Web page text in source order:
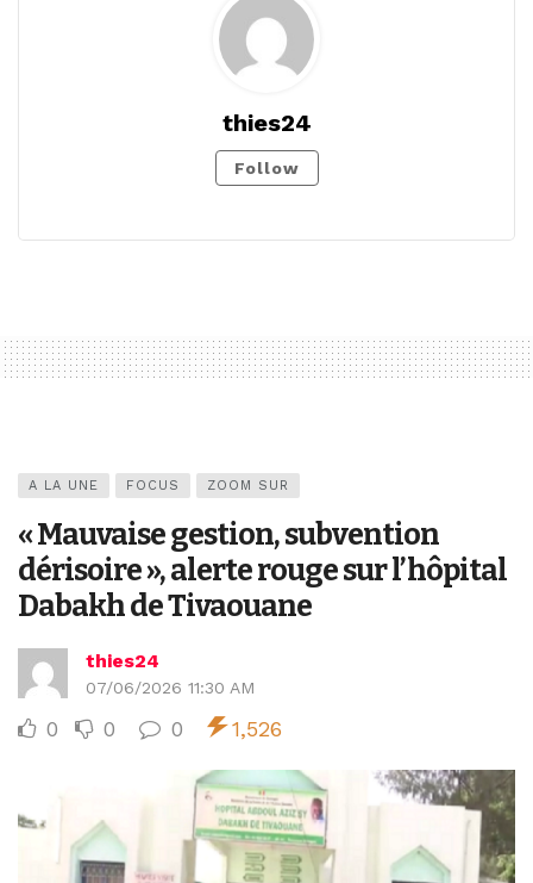
thies24
Follow
A LA UNE FOCUS ZOOM SUR
« Mauvaise gestion, subvention
dérisoire », alerte rouge sur l’hôpital
Dabakh de Tivaouane
thies24
07/06/2026 11:30 AM
0 0 0 1,526